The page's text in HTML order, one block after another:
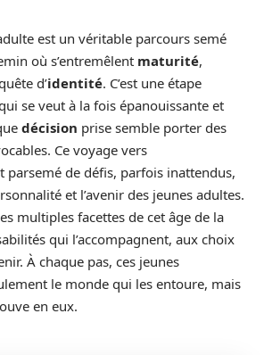
est un véritable parcours semé
où s’entremêlent maturité,
d’identité. C’est une étape
se veut à la fois épanouissante et
décision prise semble porter des
Ce voyage vers
parsemé de défis, parfois inattendus,
et l’avenir des jeunes adultes.
multiples facettes de cet âge de la
qui l’accompagnent, aux choix
À chaque pas, ces jeunes
le monde qui les entoure, mais
en eux.